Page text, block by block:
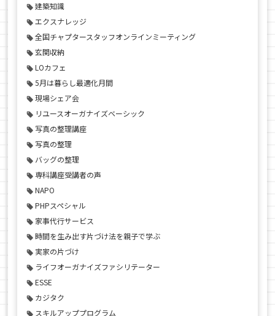
建築知識
エクスナレッジ
全国チャプタースタッフオンラインミーティング
玄関収納
LOカフェ
5月は暮らし最適化月間
現場シェア会
リユースオーガナイズベーシック
写真の整理講座
写真の整理
バッグの整理
専科講座受講者の声
NAPO
PHPスペシャル
家事代行サービス
時間を生み出す片づけ法を親子で学ぶ
実家の片づけ
ライフオーガナイズファシリテーター
ESSE
カジタク
スキルアッププログラム